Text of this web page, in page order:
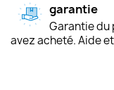
garantie
Garantie du
avez acheté. Aide